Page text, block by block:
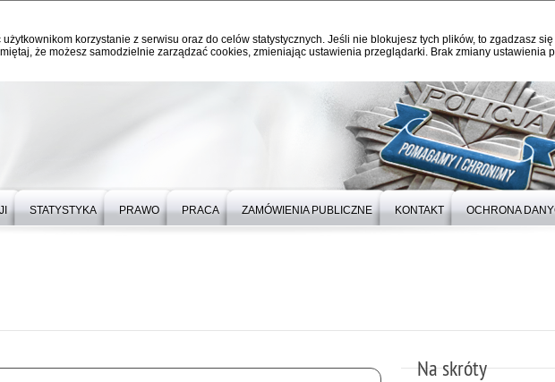
korzystanie z serwisu oraz do celów statystycznych. Jeśli nie blokujesz tych plików, to zgadzasz
że możesz samodzielnie zarządzać cookies, zmieniając ustawienia przeglądarki. Brak zmiany ustawienia
STATYSTYKA PRAWO PRACA ZAMÓWIENIA PUBLICZNE KONTAKT OCHRONA
Na skróty